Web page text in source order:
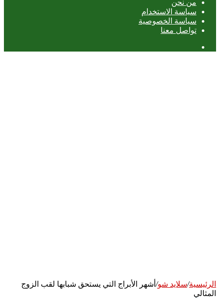
من نحن
سياسة الاستخدام
سياسة الخصوصية
تواصل معنا
الرئيسية/سلايد شو/ أشهر الأبراج التي يستحق شبابها لقب الزوج
المثالي